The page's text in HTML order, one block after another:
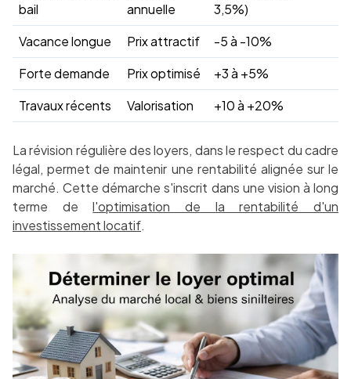
bail
annuelle
3,5%)
Vacance longue
Prix attractif
-5 à -10%
Forte demande
Prix optimisé
+3 à +5%
Travaux récents
Valorisation +10 à +20%
La révision régulière des loyers, dans le respect du cadre
légal, permet de maintenir une rentabilité alignée sur le
marché. Cette démarche s'inscrit dans une vision à long
terme del'optimisation de la rentabilité d'un
investissement locatif.